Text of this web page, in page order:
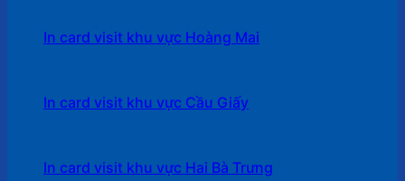
In card visit khu vực Hoàng Mai
In card visit khu vực Cầu Giấy
In card visit khu vực Hai Bà Trưng